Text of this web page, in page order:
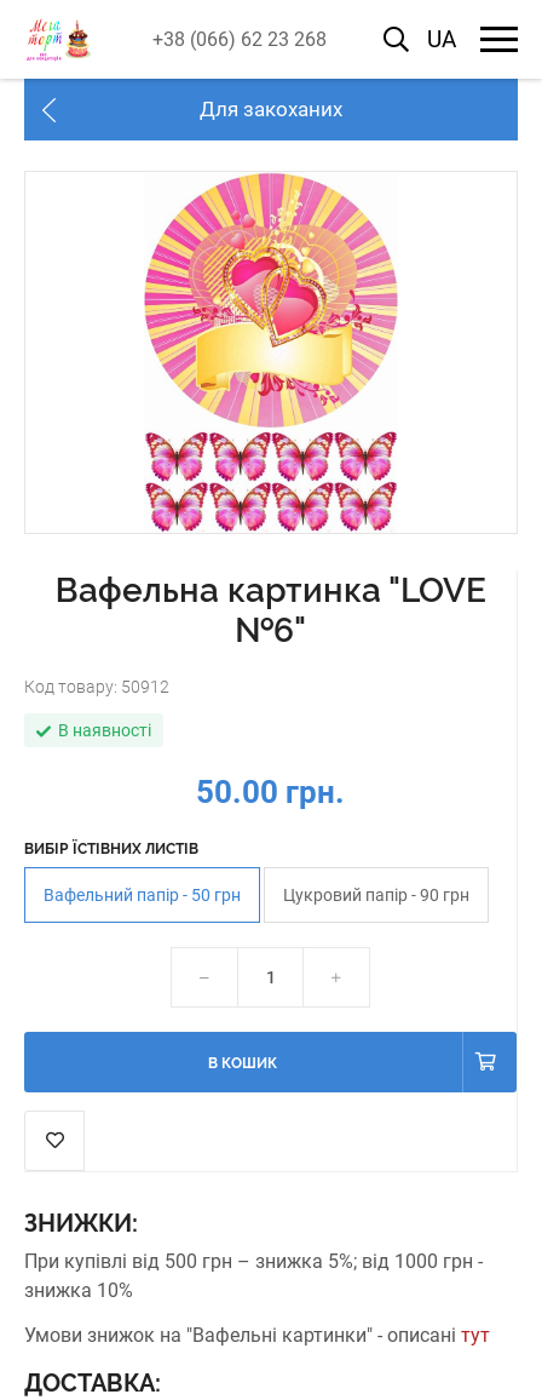
+38 (066) 62 23 268 UA
Для закоханих
Вафельна картинка "LOVE
№6"
Код товару: 50912
В наявності
50.00 грн.
ВИБІР ЇСТІВНИХ ЛИСТІВ
Вафельний папір - 50 грн Цукровий папір - 90 грн
В КОШИК
ЗНИЖКИ:
При купівлі від 500 грн – знижка 5%; від 1000 грн -
знижка 10%
Умови знижок на "Вафельні картинки" - описані тут
ДОСТАВКА: